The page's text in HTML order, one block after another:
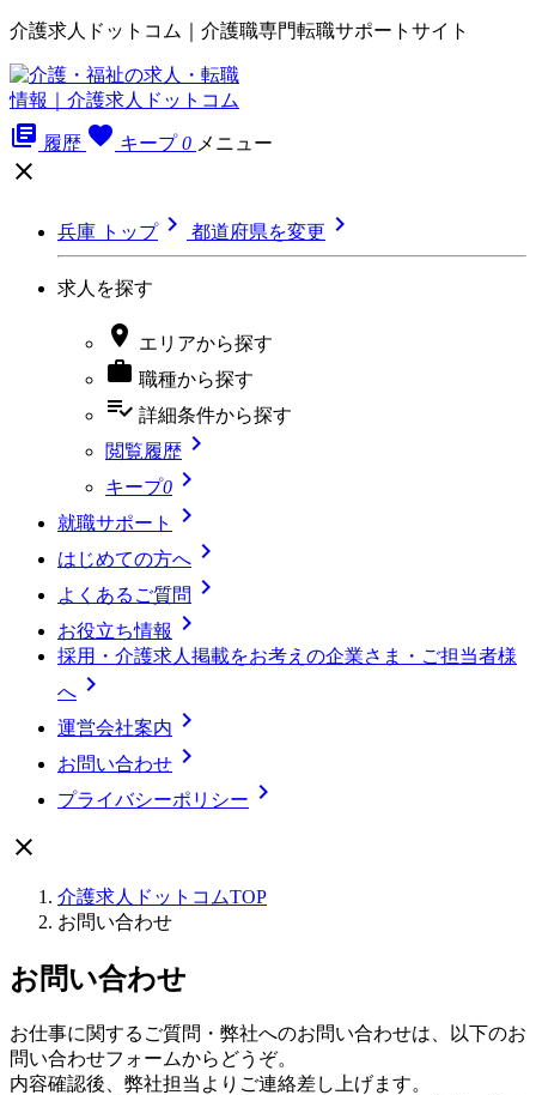
介護求人ドットコム｜介護職専門転職サポートサイト
library_books 履歴 favorite キープ 0 メニュー

兵庫 トップ 都道府県を変更 
求人を探す
 エリアから探す
 職種から探す
playlist_add_check 詳細条件から探す
閲覧履歴 
キープ0 
就職サポート 
はじめての方へ 
よくあるご質問 
お役立ち情報 
採用・介護求人掲載をお考えの企業さま・ご担当者様
へ 
運営会社案内 
お問い合わせ 
プライバシーポリシー 

介護求人ドットコムTOP
お問い合わせ
お問い合わせ
お仕事に関するご質問・弊社へのお問い合わせは、以下のお
問い合わせフォームからどうぞ。
内容確認後、弊社担当よりご連絡差し上げます。